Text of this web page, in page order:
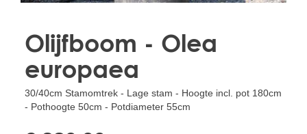
Olijfboom - Olea
europaea
30/40cm Stamomtrek - Lage stam - Hoogte incl. pot 180cm
- Pothoogte 50cm - Potdiameter 55cm